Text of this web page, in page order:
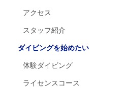
アクセス
スタッフ紹介
ダイビングを始めたい
体験ダイビング
ライセンスコース